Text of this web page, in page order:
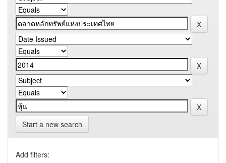
Start a new search
Add filters: